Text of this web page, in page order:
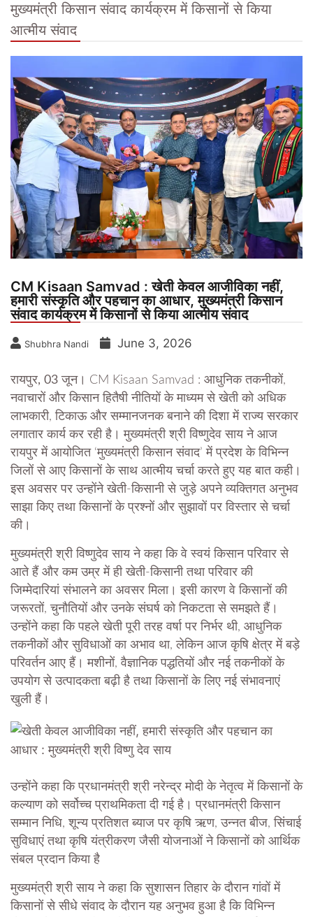
मुख्यमंत्री किसान संवाद कार्यक्रम में किसानों से किया
आत्मीय संवाद
CM Kisaan Samvad : खेती केवल आजीविका नहीं,
हमारी संस्कृति और पहचान का आधार, मुख्यमंत्री किसान
संवाद कार्यक्रम में किसानों से किया आत्मीय संवाद
Shubhra Nandi June 3, 2026
रायपुर, 03 जून। CM Kisaan Samvad : आधुनिक तकनीकों,
नवाचारों और किसान हितैषी नीतियों के माध्यम से खेती को अधिक
लाभकारी, टिकाऊ और सम्मानजनक बनाने की दिशा में राज्य सरकार
लगातार कार्य कर रही है। मुख्यमंत्री श्री विष्णुदेव साय ने आज
रायपुर में आयोजित ‘मुख्यमंत्री किसान संवाद’ में प्रदेश के विभिन्न
जिलों से आए किसानों के साथ आत्मीय चर्चा करते हुए यह बात कही।
इस अवसर पर उन्होंने खेती-किसानी से जुड़े अपने व्यक्तिगत अनुभव
साझा किए तथा किसानों के प्रश्नों और सुझावों पर विस्तार से चर्चा
की।
मुख्यमंत्री श्री विष्णुदेव साय ने कहा कि वे स्वयं किसान परिवार से
आते हैं और कम उम्र में ही खेती-किसानी तथा परिवार की
जिम्मेदारियां संभालने का अवसर मिला। इसी कारण वे किसानों की
जरूरतों, चुनौतियों और उनके संघर्ष को निकटता से समझते हैं।
उन्होंने कहा कि पहले खेती पूरी तरह वर्षा पर निर्भर थी, आधुनिक
तकनीकों और सुविधाओं का अभाव था, लेकिन आज कृषि क्षेत्र में बड़े
परिवर्तन आए हैं। मशीनों, वैज्ञानिक पद्धतियों और नई तकनीकों के
उपयोग से उत्पादकता बढ़ी है तथा किसानों के लिए नई संभावनाएं
खुली हैं।
उन्होंने कहा कि प्रधानमंत्री श्री नरेन्द्र मोदी के नेतृत्व में किसानों के
कल्याण को सर्वोच्च प्राथमिकता दी गई है। प्रधानमंत्री किसान
सम्मान निधि, शून्य प्रतिशत ब्याज पर कृषि ऋण, उन्नत बीज, सिंचाई
सुविधाएं तथा कृषि यंत्रीकरण जैसी योजनाओं ने किसानों को आर्थिक
संबल प्रदान किया है
मुख्यमंत्री श्री साय ने कहा कि सुशासन तिहार के दौरान गांवों में
किसानों से सीधे संवाद के दौरान यह अनुभव हुआ है कि विभिन्न